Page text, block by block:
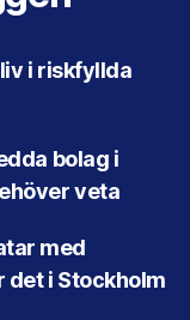
i riskfyllda
bolag i
veta
med
det i Stockholm